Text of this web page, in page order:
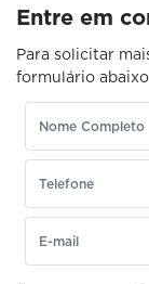
Entre em
Para solicitar
formulário